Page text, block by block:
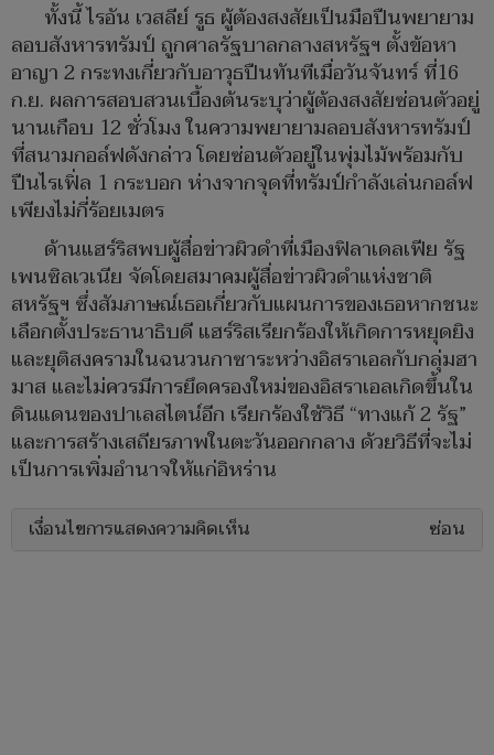
ทั้งนี้ ไรอัน เวสลีย์ รูธ ผู้ต้องสงสัยเป็นมือปืนพยายาม
ลอบสังหารทรัมป์ ถูกศาลรัฐบาลกลางสหรัฐฯ ตั้งข้อหา
อาญา 2 กระทงเกี่ยวกับอาวุธปืนทันทีเมื่อวันจันทร์ ที่16
ก.ย. ผลการสอบสวนเบื้องต้นระบุว่าผู้ต้องสงสัยซ่อนตัวอยู่
นานเกือบ 12 ชั่วโมง ในความพยายามลอบสังหารทรัมป์
ที่สนามกอล์ฟดังกล่าว โดยซ่อนตัวอยู่ในพุ่มไม้พร้อมกับ
ปืนไรเฟิ่ล 1 กระบอก ห่างจากจุดที่ทรัมป์กำลังเล่นกอล์ฟ
เพียงไม่กี่ร้อยเมตร
ด้านแฮร์ริสพบผู้สื่อข่าวผิวดำที่เมืองฟิลาเดลเฟีย รัฐ
เพนซิลเวเนีย จัดโดยสมาคมผู้สื่อข่าวผิวดำแห่งชาติ
สหรัฐฯ ซึ่งสัมภาษณ์เธอเกี่ยวกับแผนการของเธอหากชนะ
เลือกตั้งประธานาธิบดี แฮร์ริสเรียกร้องให้เกิดการหยุดยิง
และยุติสงครามในฉนวนกาซาระหว่างอิสราเอลกับกลุ่มฮา
มาส และไม่ควรมีการยึดครองใหม่ของอิสราเอลเกิดขึ้นใน
ดินแดนของปาเลสไตน์อีก เรียกร้องใช้วิธี “ทางแก้ 2 รัฐ”
และการสร้างเสถียรภาพในตะวันออกกลาง ด้วยวิธีที่จะไม่
เป็นการเพิ่มอำนาจให้แก่อิหร่าน
เงื่อนไขการแสดงความคิดเห็น ซ่อน